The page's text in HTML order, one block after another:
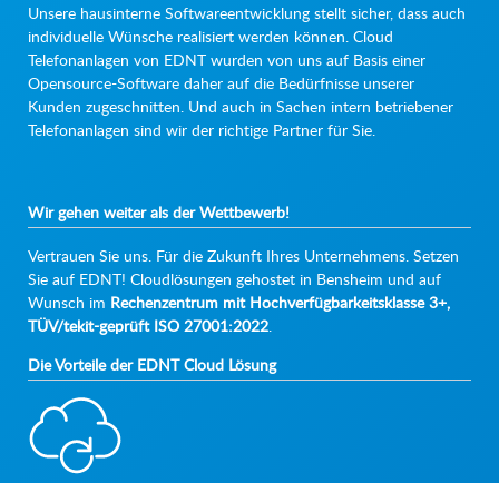
Unsere hausinterne Softwareentwicklung stellt sicher, dass auch
individuelle Wünsche realisiert werden können. Cloud
Telefonanlagen von EDNT wurden von uns auf Basis einer
Opensource-Software daher auf die Bedürfnisse unserer
Kunden zugeschnitten. Und auch in Sachen intern betriebener
Telefonanlagen sind wir der richtige Partner für Sie.
Wir gehen weiter als der Wettbewerb!
Vertrauen Sie uns. Für die Zukunft Ihres Unternehmens. Setzen
Sie auf EDNT! Cloudlösungen gehostet in Bensheim und auf
Wunsch im Rechenzentrum mit Hochverfügbarkeitsklasse 3+,
TÜV/tekit-geprüft ISO 27001:2022.
Die Vorteile der EDNT Cloud Lösung